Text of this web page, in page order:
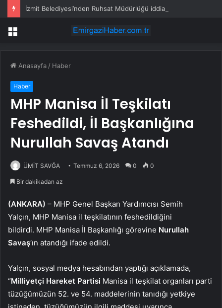
Menü
Anasayfa / Haber
Haber
MHP Manisa İl Teşkilatı
Feshedildi, İl Başkanlığına
Nurullah Savaş Atandı
ÜMİT SAVĞA Temmuz 6, 2026 0 0
Bir dakikadan az
(ANKARA) – MHP Genel Başkan Yardımcısı Semih
Yalçın, MHP Manisa il teşkilatının feshedildiğini
bildirdi. MHP Manisa İl Başkanlığı görevine Nurullah
Savaş‘ın atandığı ifade edildi.
Yalçın, sosyal medya hesabından yaptığı açıklamada,
“Milliyetçi Hareket Partisi Manisa il teşkilat organları parti
tüzüğümüzün 52. ve 54. maddelerinin tanıdığı yetkiye